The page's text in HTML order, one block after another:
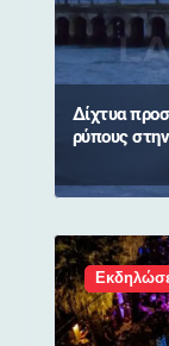
Δίχτυα
ρύπους